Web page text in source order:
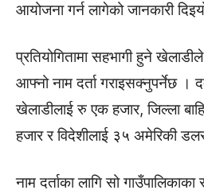
आयोजना गर्न लागेको जानकारी
प्रतियोगितामा सहभागी हुने
आफ्नो नाम दर्ता गराइसक्नुपर्नेछ ।
खेलाडीलाई रु एक हजार, जिल्ला
हजार र विदेशीलाई ३५ अमेरिकी
नाम दर्ताका लागि सो